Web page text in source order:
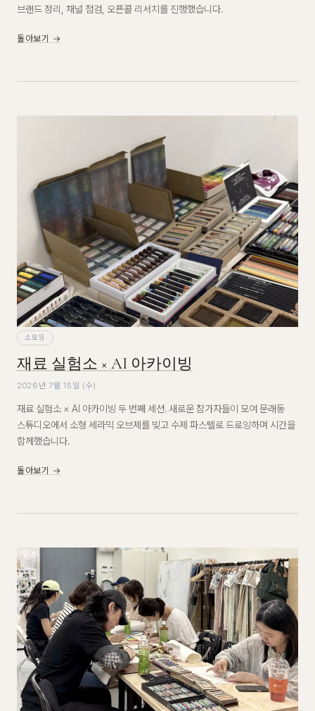
브랜드 정리, 채널 점검, 오픈콜 리서치를 진행했습니다.
돌아보기 →
소모임
재료 실험소 × AI 아카이빙
2026년 7월 15일 (수)
재료 실험소 × AI 아카이빙 두 번째 세션. 새로운 참가자들이 모여 문래동
스튜디오에서 소형 세라믹 오브제를 빚고 수제 파스텔로 드로잉하며 시간을
함께했습니다.
돌아보기 →